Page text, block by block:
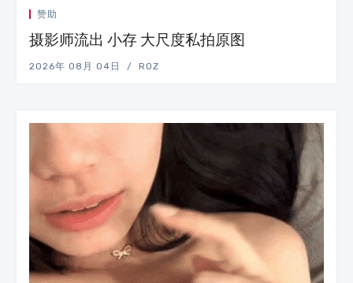
赞助
摄影师流出 小存 大尺度私拍原图
2026年 08月 04日 ROZ